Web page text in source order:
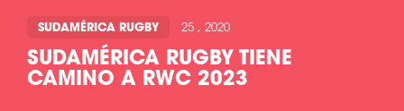
SUDAMÉRICA RUGBY 25 , 2020
SUDAMÉRICA RUGBY TIENE
CAMINO A RWC 2023